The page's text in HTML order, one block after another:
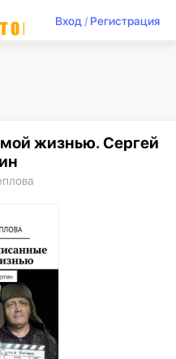
Вход/ Регистрация
жизнью. Сергей